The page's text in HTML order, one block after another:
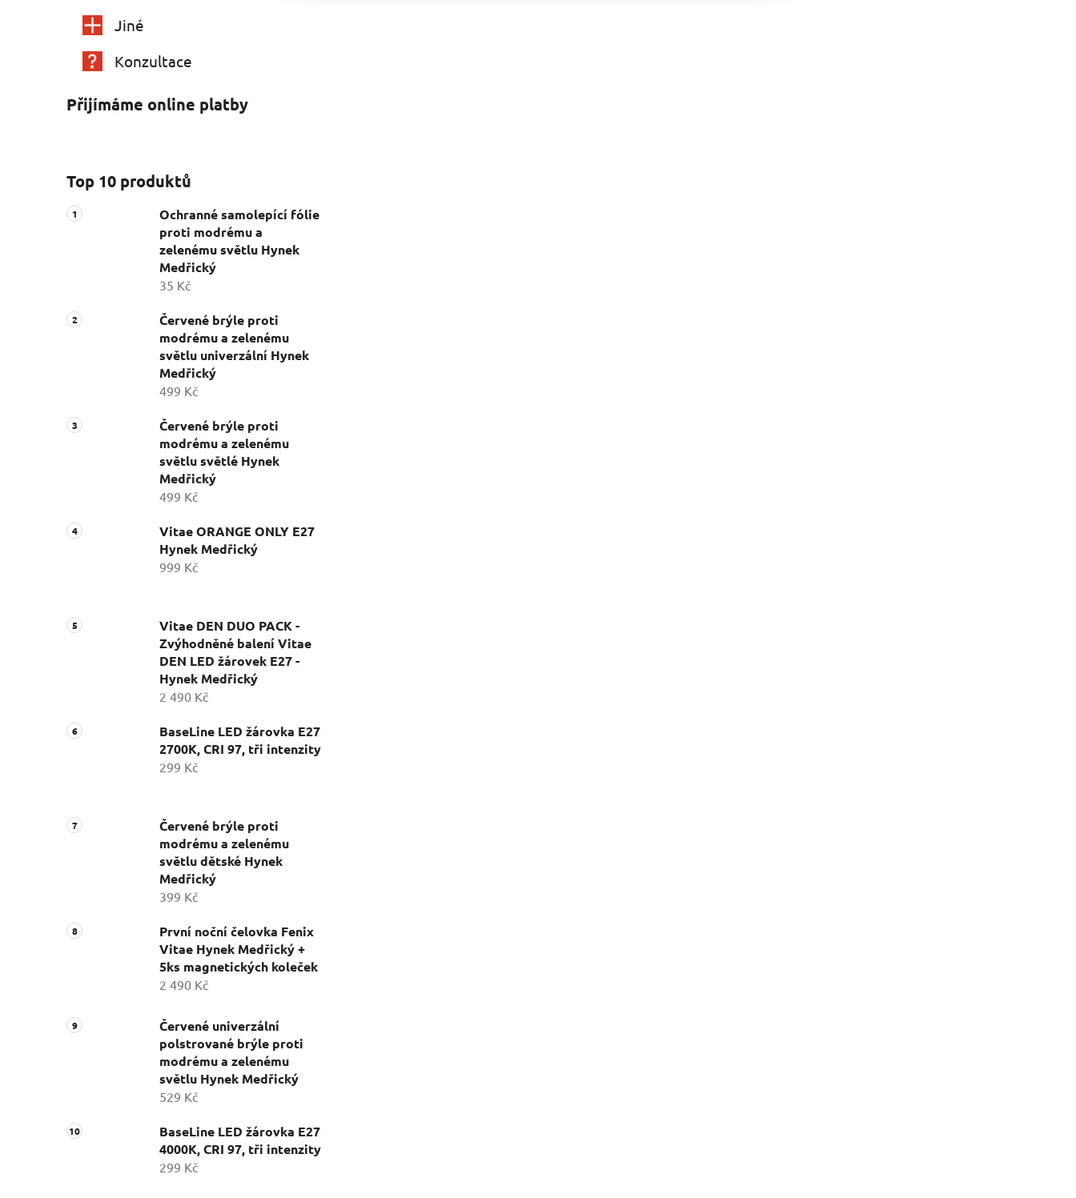
Jiné
Konzultace
Přijímáme online platby
Top 10 produktů
Ochranné samolepící fólie
proti modrému a
zelenému světlu Hynek
Medřický
35 Kč
Červené brýle proti
modrému a zelenému
světlu univerzální Hynek
Medřický
499 Kč
Červené brýle proti
modrému a zelenému
světlu světlé Hynek
Medřický
499 Kč
Vitae ORANGE ONLY E27
Hynek Medřický
999 Kč
Vitae DEN DUO PACK -
Zvýhodněné balení Vitae
DEN LED žárovek E27 -
Hynek Medřický
2 490 Kč
BaseLine LED žárovka E27
2700K, CRI 97, tři intenzity
299 Kč
Červené brýle proti
modrému a zelenému
světlu dětské Hynek
Medřický
399 Kč
První noční čelovka Fenix
Vitae Hynek Medřický +
5ks magnetických koleček
2 490 Kč
Červené univerzální
polstrované brýle proti
modrému a zelenému
světlu Hynek Medřický
529 Kč
BaseLine LED žárovka E27
4000K, CRI 97, tři intenzity
299 Kč